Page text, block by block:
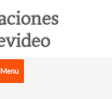
Menu